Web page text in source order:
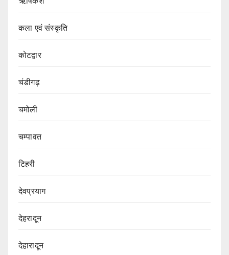
कला एवं संस्कृति
कोटद्वार
चंडीगढ़
चमोली
चम्पावत
टिहरी
देवप्रयाग
देहरादून
देहारादून